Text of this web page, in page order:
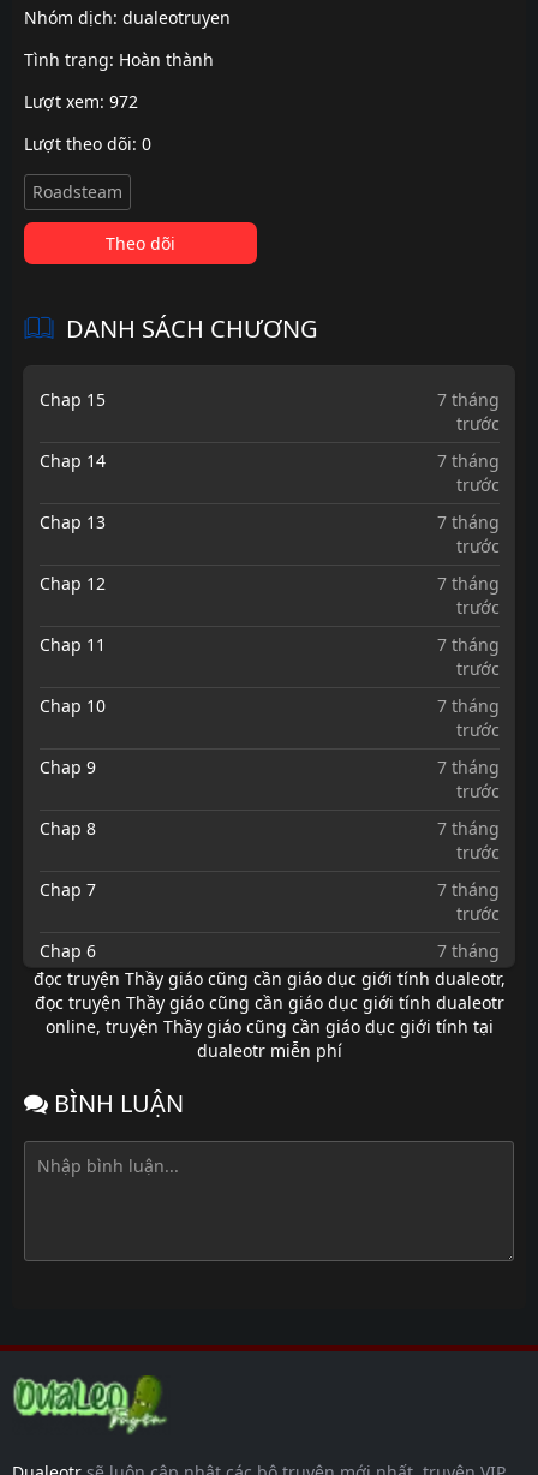
Nhóm dịch: dualeotruyen
Tình trạng: Hoàn thành
Lượt xem: 972
Lượt theo dõi: 0
Roadsteam
Theo dõi
DANH SÁCH CHƯƠNG
Chap 15
7 tháng
trước
Chap 14
7 tháng
trước
Chap 13
7 tháng
trước
Chap 12
7 tháng
trước
Chap 11
7 tháng
trước
Chap 10
7 tháng
trước
Chap 9
7 tháng
trước
Chap 8
7 tháng
trước
Chap 7
7 tháng
trước
Chap 6
7 tháng
trước
Chap 5
7 tháng
trước
Chap 1
7 tháng
đọc truyện Thầy giáo cũng cần giáo dục giới tính dualeotr,
đọc truyện Thầy giáo cũng cần giáo dục giới tính dualeotr
online, truyện Thầy giáo cũng cần giáo dục giới tính tại
dualeotr miễn phí
BÌNH LUẬN